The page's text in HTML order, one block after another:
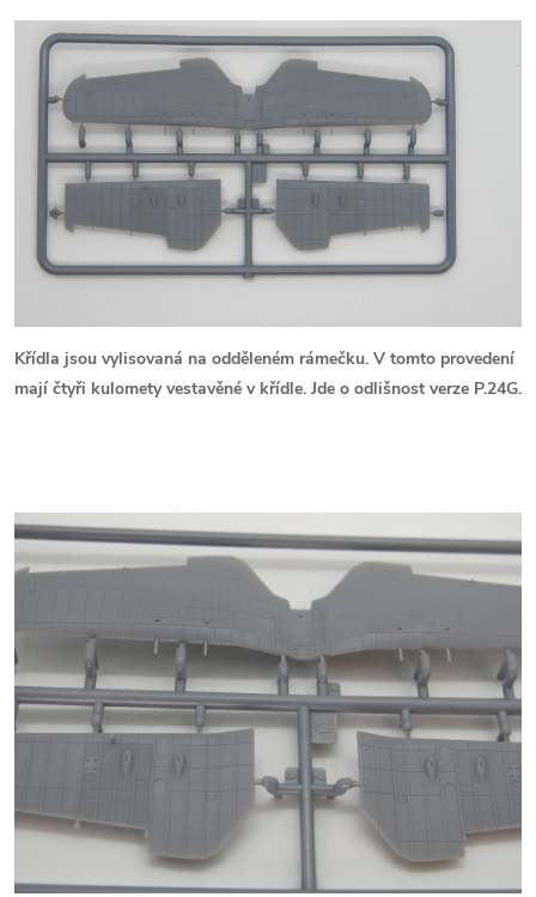
Křídla jsou vylisovaná na odděleném rámečku. V tomto provedení
mají čtyři kulomety vestavěné v křídle. Jde o odlišnost verze P.24G.